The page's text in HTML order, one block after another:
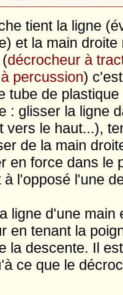
tient la ligne
et la main
décrocheur à
percussion)
tube de
: glisser la ligne
vers le haut...),
de la main
en force dans le
à l'opposé l'une
ligne d'une
en tenant la
la descente. Il
ce que le